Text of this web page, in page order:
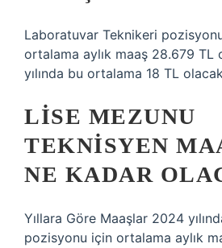
Laboratuvar Teknikeri
ortalama aylık maaş 28.679 TL
yılında bu ortalama 18 TL
LISE MEZUNU
TEKNISYEN
NE KADAR
Yıllara Göre Maaşlar 2024
pozisyonu için ortalama aylık